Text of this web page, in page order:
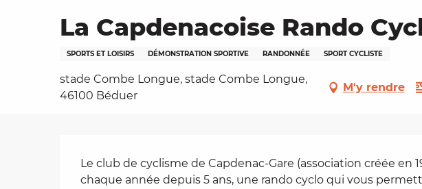
La Capdenacoise Rando
SPORTS ET LOISIRS DÉMONSTRATION SPORTIVE RANDONNÉE SPORT CYCLISTE
stade Combe Longue, stade Combe Longue,
46100 Béduer
M'y rendre
Description
Le club de cyclisme de Capdenac-Gare (association créée en
chaque année depuis 5 ans, une rando cyclo qui vous